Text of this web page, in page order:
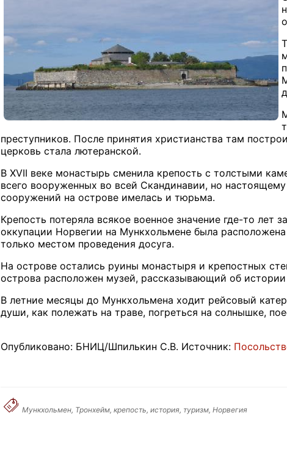
преступников. После принятия христианства там
церковь стала лютеранской.
В XVII веке монастырь сменила крепость с толстыми
всего вооруженных во всей Скандинавии, но
сооружений на острове имелась и тюрьма.
Крепость потеряла всякое военное значение где-то лет
оккупации Норвегии на Мункхольмене была
только местом проведения досуга.
На острове остались руины монастыря и крепостных
острова расположен музей, рассказывающий об
В летние месяцы до Мункхольмена ходит рейсовый
души, как полежать на траве, погреться на солнышке,
Опубликовано: БНИЦ/Шпилькин С.В. Источник:
Мункхольмен, Тронхейм, крепость, история, туризм, Норвегия